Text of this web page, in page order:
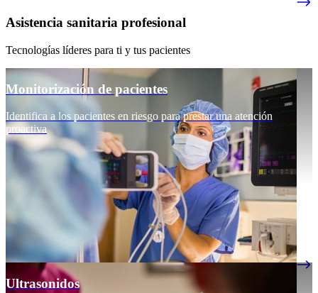
Asistencia sanitaria profesional
Tecnologías líderes para ti y tus pacientes
Monitorización de pacientes
Identifica a los pacientes en riesgo para prestar una atención
proactiva
Ultrasonidos